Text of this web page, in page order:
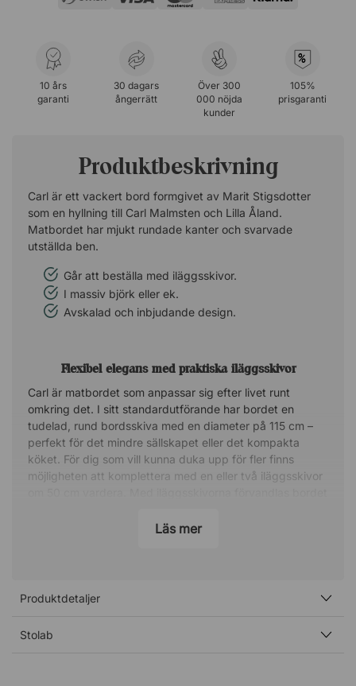
10 års
garanti
30 dagars
ångerrätt
Över 300
000 nöjda
kunder
%
105%
prisgaranti
Produktbeskrivning
Carl är ett vackert bord formgivet av Marit Stigsdotter
som en hyllning till Carl Malmsten och Lilla Åland.
Matbordet har mjukt rundade kanter och svarvade
utställda ben.
Går att beställa med iläggsskivor.
I massiv björk eller ek.
Avskalad och inbjudande design.
Flexibel elegans med praktiska iläggsskivor
Carl är matbordet som anpassar sig efter livet runt
omkring det. I sitt standardutförande har bordet en
tudelad, rund bordsskiva med en diameter på 115 cm –
perfekt för det mindre sällskapet eller det kompakta
köket. För dig som vill kunna duka upp för fler finns
möjligheten att komplettera med en eller två iläggsskivor
plats för både vardagsmiddagar och festliga
Carl ett bord som aldrig tar över rummet – men som alltid
Läs mer
Produktdetaljer
Stolab